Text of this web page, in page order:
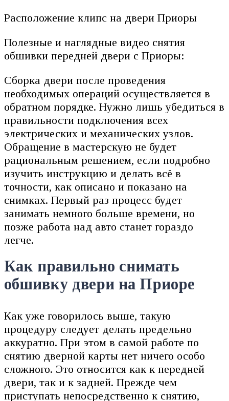
Расположение клипс на двери Приоры
Полезные и наглядные видео снятия
обшивки передней двери с Приоры:
Сборка двери после проведения
необходимых операций осуществляется в
обратном порядке. Нужно лишь убедиться в
правильности подключения всех
электрических и механических узлов.
Обращение в мастерскую не будет
рациональным решением, если подробно
изучить инструкцию и делать всё в
точности, как описано и показано на
снимках. Первый раз процесс будет
занимать немного больше времени, но
позже работа над авто станет гораздо
легче.
Как правильно снимать
обшивку двери на Приоре
Как уже говорилось выше, такую
процедуру следует делать предельно
аккуратно. При этом в самой работе по
снятию дверной карты нет ничего особо
сложного. Это относится как к передней
двери, так и к задней. Прежде чем
приступать непосредственно к снятию,